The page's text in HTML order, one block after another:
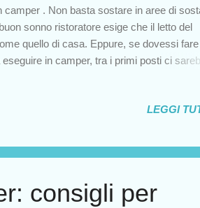
camper . Non basta sostare in aree di
sonno ristoratore esige che il letto del
quello di casa. Eppure, se dovessi
in camper, tra i primi posti ci
basta prenderci un po' la mano e
e coperte e puf...tutto al posto
la scena cambia, da Cenerentola si
la biancheria nel migliore dei modi.
LEGGI
consigli per